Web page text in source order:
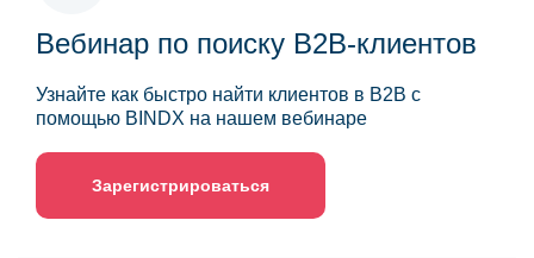
Вебинар по поиску B2B-клиентов
Узнайте как быстро найти клиентов в B2B с
помощью BINDX на нашем вебинаре
Зарегистрироваться